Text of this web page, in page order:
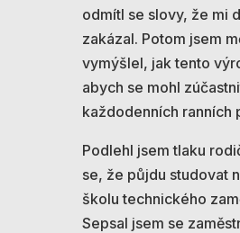
odmítl se slovy, že mi
zakázal. Potom jsem
vymýšlel, jak tento
abych se mohl
každodenních ranních
Podlehl jsem tlaku
se, že půjdu studovat
školu technického
Sepsal jsem se